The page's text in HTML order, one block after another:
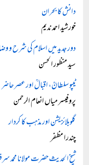
دانش کا بحران
خورشید احمد ندیم
دور جدید میں اسلام کی شرح و
سید منظور الحسن
ٹیپو سلطانؒ، اقبالؒ اور عصر حاضر
پروفیسر میاں انعام الرحمن
گلوبلائزیشن اور مذہب کا کردار
چندرا مظفر
شیخ الحدیث حضرت مولانا